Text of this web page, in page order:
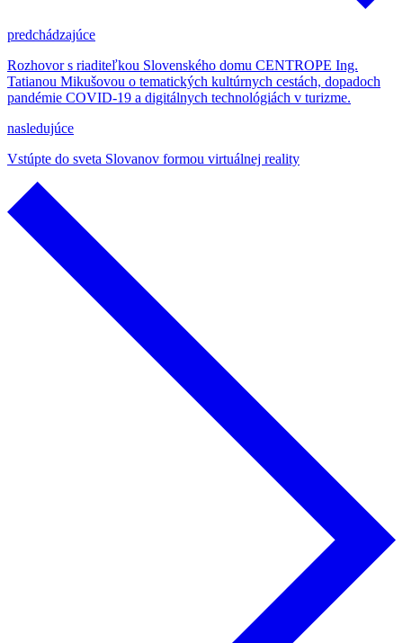
predchádzajúce
Rozhovor s riaditeľkou Slovenského domu CENTROPE Ing.
Tatianou Mikušovou o tematických kultúrnych cestách, dopadoch
pandémie COVID-19 a digitálnych technológiách v turizme.
nasledujúce
Vstúpte do sveta Slovanov formou virtuálnej reality